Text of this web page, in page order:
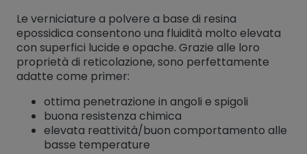
Le verniciature a polvere a base di resina
epossidica consentono una fluidità molto elevata
con superfici lucide e opache. Grazie alle loro
proprietà di reticolazione, sono perfettamente
adatte come primer:
ottima penetrazione in angoli e spigoli
buona resistenza chimica
elevata reattività/buon comportamento alle
basse temperature